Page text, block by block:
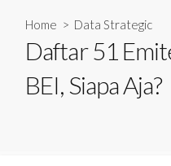
Home > Data Strategic
Daftar 51
BEI, Siapa Aja?